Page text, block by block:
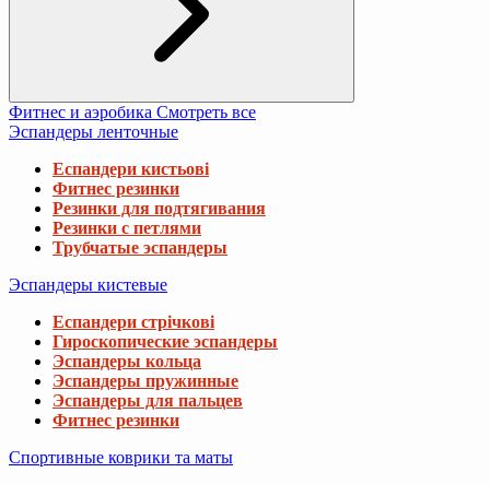
Фитнес и аэробика Смотреть все
Эспандеры ленточные
Еспандери кистьові
Фитнес резинки
Резинки для подтягивания
Резинки с петлями
Трубчатые эспандеры
Эспандеры кистевые
Еспандери стрічкові
Гироскопические эспандеры
Эспандеры кольца
Эспандеры пружинные
Эспандеры для пальцев
Фитнес резинки
Спортивные коврики та маты